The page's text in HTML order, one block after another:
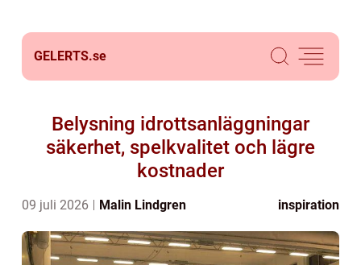
GELERTS.se
Belysning idrottsanläggningar
säkerhet, spelkvalitet och lägre
kostnader
09 juli 2026 Malin Lindgren inspiration